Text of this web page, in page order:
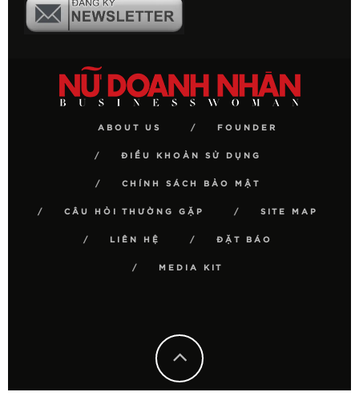
ABOUT US FOUNDER
ĐIỀU KHOẢN SỬ DỤNG
CHÍNH SÁCH BẢO MẬT
CÂU HỎI THƯỜNG GẶP SITE MAP
LIÊN HỆ ĐẶT BÁO
MEDIA KIT